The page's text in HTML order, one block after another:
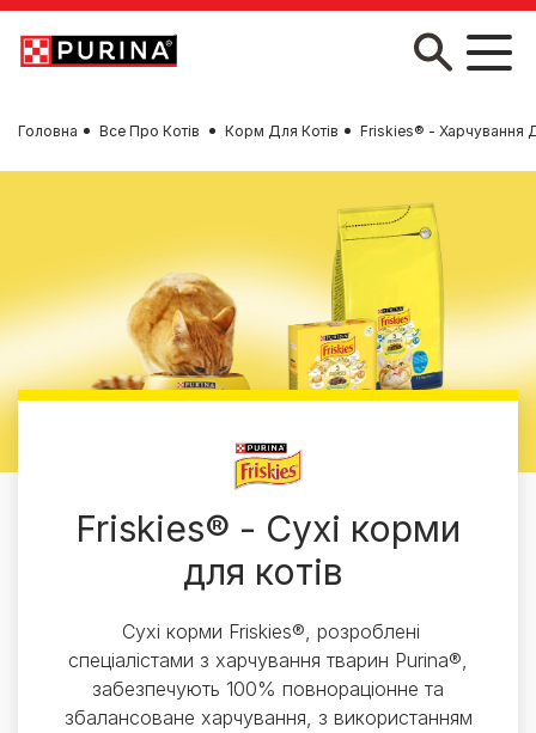
Skip to main content
Головна Все Про Котів Корм Для Котів Friskies® - Харчування
Friskies® - Сухі корми
для котів​ ​
​ Сухі корми Friskies®, розроблені
спеціалістами з харчування тварин Purina®,
забезпечують 100% повнораціонне та
збалансоване харчування, з використанням